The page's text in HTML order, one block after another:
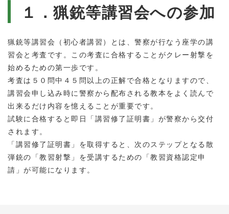
１．猟銃等講習会への参加
猟銃等講習会（初心者講習）とは、警察が行なう座学の講
習会と考査です。この考査に合格することがクレー射撃を
始めるための第一歩です。
考査は５０問中４５問以上の正解で合格となりますので、
講習会申し込み時に警察から配布される教本をよく読んで
出来るだけ内容を憶えることが重要です。
試験に合格すると即日「講習修了証明書」が警察から交付
されます。
「講習修了証明書」を取得すると、次のステップとなる散
弾銃の「教習射撃」を受講するための「教習資格認定申
請」が可能になります。